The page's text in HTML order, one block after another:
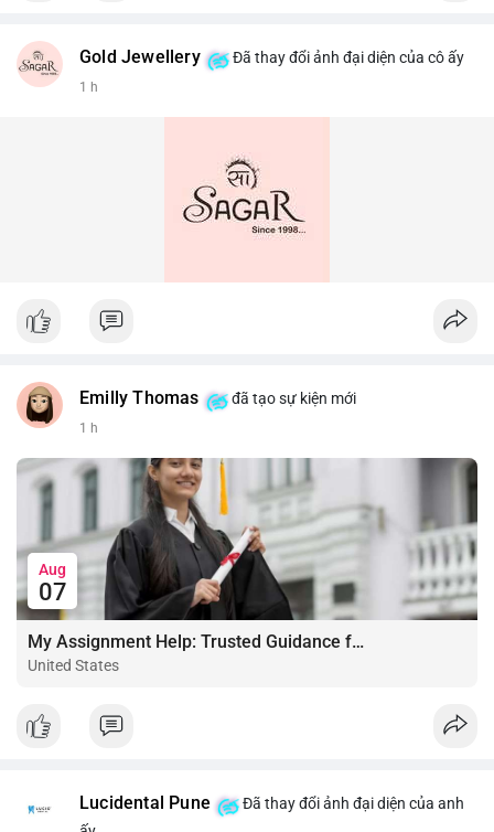
Gold Jewellery Đã thay đổi ảnh đại diện của cô ấy
1 h
Emilly Thomas đã tạo sự kiện mới
1 h
Aug
07
My Assignment Help: Trusted Guidance for Academic Excellence
United States
Lucidental Pune
Đã thay đổi ảnh đại diện của anh